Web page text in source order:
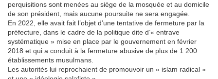
perquisitions sont menées au siège de la mosquée et au domicile
de son président, mais aucune poursuite ne sera engagée.
En 2022, elle avait fait l’objet d’une tentative de fermeture par la
préfecture, dans le cadre de la politique dite d’« entrave
systématique » mise en place par le gouvernement en février
2018 et qui a conduit à la fermeture abusive de plus de 1 200
établissements musulmans.
Les autorités lui reprochaient de promouvoir un « islam radical »